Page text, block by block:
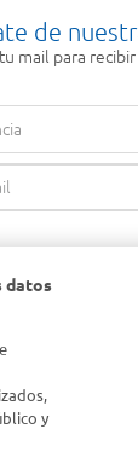
de
mail para
datos
y